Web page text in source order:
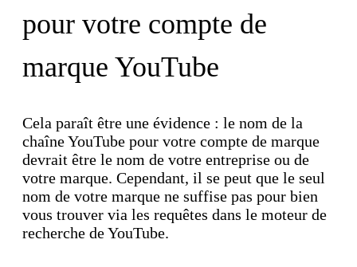
pour votre compte de
marque YouTube
Cela paraît être une évidence : le nom de la
chaîne YouTube pour votre compte de marque
devrait être le nom de votre entreprise ou de
votre marque. Cependant, il se peut que le seul
nom de votre marque ne suffise pas pour bien
vous trouver via les requêtes dans le moteur de
recherche de YouTube.